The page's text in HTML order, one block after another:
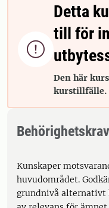

Detta
till för
Den här
kurstillfälle.
Behörighetskrav
Kunskaper
huvudområdet.
grundnivå alternativt